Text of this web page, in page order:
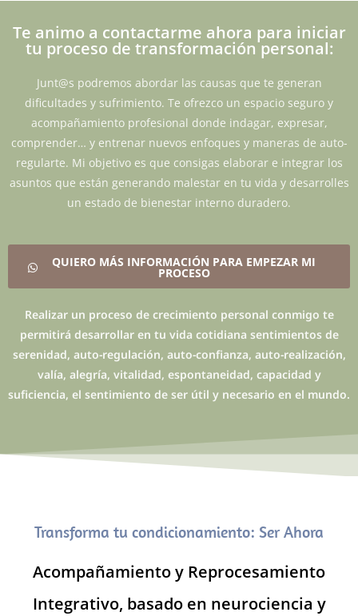
Te animo a contactarme ahora para iniciar
tu proceso de transformación personal:
Junt@s podremos abordar las causas que te generan
dificultades y sufrimiento. Te ofrezco un espacio seguro y
acompañamiento profesional donde indagar, expresar,
comprender… y entrenar nuevos enfoques y maneras de auto-
regularte. Mi objetivo es que consigas elaborar e integrar los
asuntos que están generando malestar en tu vida y desarrolles
un estado de bienestar interno duradero.
QUIERO MÁS INFORMACIÓN PARA EMPEZAR MI
PROCESO
Realizar un proceso de crecimiento personal conmigo te
permitirá desarrollar en tu vida cotidiana sentimientos de
serenidad, auto-regulación, auto-confianza, auto-realización,
valía, alegría, vitalidad, espontaneidad, capacidad y
suficiencia, el sentimiento de ser útil y necesario en el mundo.
Transforma tu condicionamiento: Ser Ahora
Acompañamiento y Reprocesamiento
Integrativo, basado en neurociencia y